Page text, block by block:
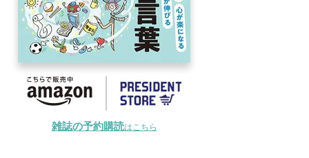
雑誌の予約購読はこちら